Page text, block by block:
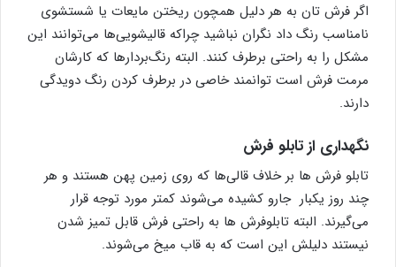
اگر فرش تان به هر دلیل همچون ریختن مایعات یا شستشوی
نامناسب رنگ داد نگران نباشید چراکه قالیشویی‌ها می‌توانند این
مشکل را به راحتی برطرف کنند. البته رنگ‌بردارها که کارشان
مرمت فرش است توانمند خاصی در برطرف کردن رنگ دویدگی
دارند.
نگهداری از تابلو فرش
تابلو فرش ها بر خلاف قالی‌ها که روی زمین پهن هستند و هر
چند روز یکبار جارو کشیده می‌شوند کمتر مورد توجه قرار
می‌گیرند. البته تابلوفرش‌ ها به راحتی فرش قابل تمیز شدن
نیستند دلیلش این است که به قاب میخ می‌شوند.